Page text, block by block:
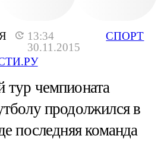
13:34
30.11.2015
СПОРТ
тур чемпионата
продолжился в
последняя команда